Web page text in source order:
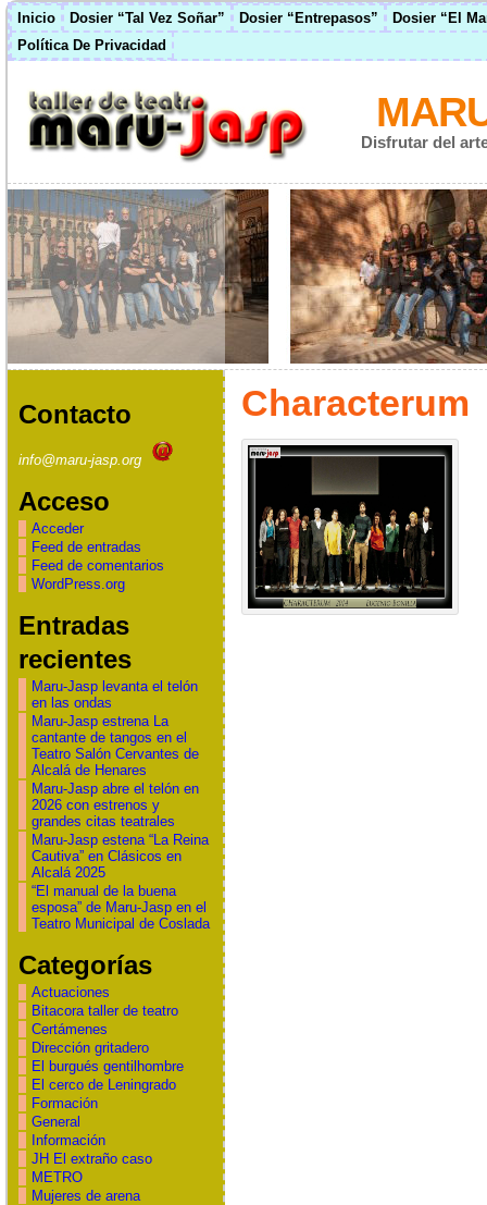
Inicio Dosier “Tal Vez Soñar” Dosier “Entrepasos”
Dosier “El
Política De Privacidad
Disfrutar del
Contacto
info@maru-jasp.org
Acceso
Acceder
Feed de entradas
Feed de comentarios
WordPress.org
Entradas
recientes
Maru-Jasp levanta el telón
en las ondas
Maru-Jasp estrena La
cantante de tangos en el
Teatro Salón Cervantes de
Alcalá de Henares
Maru-Jasp abre el telón en
2026 con estrenos y
grandes citas teatrales
Maru-Jasp estena “La Reina
Cautiva” en Clásicos en
Alcalá 2025
“El manual de la buena
esposa” de Maru-Jasp en el
Teatro Municipal de Coslada
Categorías
Actuaciones
Bitacora taller de teatro
Certámenes
Dirección gritadero
El burgués gentilhombre
El cerco de Leningrado
Formación
General
Información
JH El extraño caso
METRO
Mujeres de arena
Characterum